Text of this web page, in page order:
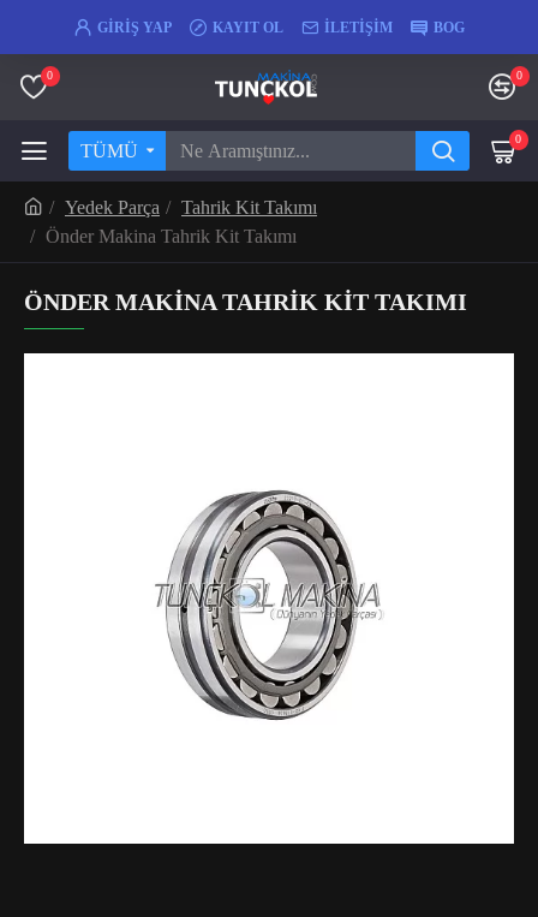
GIRIŞ YAP KAYIT OL İLETIŞIM BOG
0 0
TÜMÜ
0
Yedek Parça
Tahrik Kit Takımı
Önder Makina Tahrik Kit Takımı
ÖNDER MAKINA TAHRIK KIT TAKIMI